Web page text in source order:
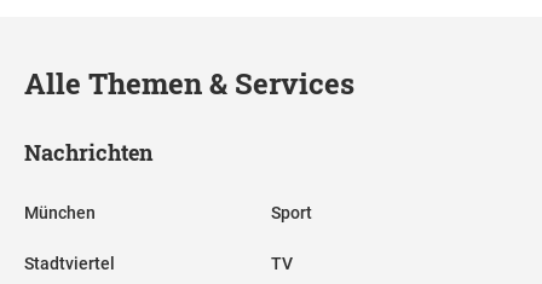
Alle Themen & Services
Nachrichten
München
Stadtviertel
Sport
TV